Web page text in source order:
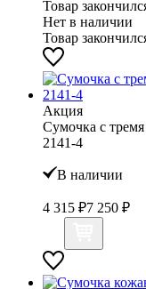
Товар
Нет в наличии
Товар
Акция
Сумочка с
2141-4
В наличии
4 315 ₽7 250 ₽